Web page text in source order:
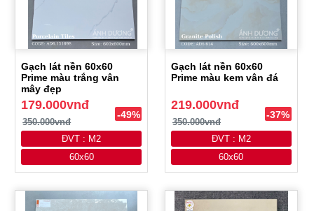
Gạch lát nền 60x60
Prime màu trắng vân
mây đẹp
179.000vnđ
350.000vnđ
-49%
ĐVT : M2
60x60
Gạch lát nền 60x60
Prime màu kem vân đá
219.000vnđ
350.000vnđ
-37%
ĐVT : M2
60x60